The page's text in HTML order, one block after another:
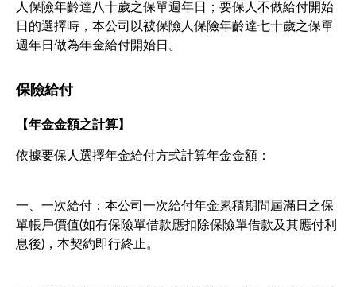
人保險年齡達八十歲之保單週年日；要保人不做給付開始
日的選擇時，本公司以被保險人保險年齡達七十歲之保單
週年日做為年金給付開始日。
保險給付
【年金金額之計算】
依據要保人選擇年金給付方式計算年金金額：
一、一次給付：本公司一次給付年金累積期間屆滿日之保
單帳戶價值(如有保險單借款應扣除保險單借款及其應付利
息後)，本契約即行終止。